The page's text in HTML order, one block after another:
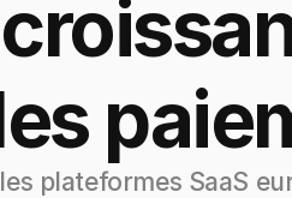
plateformes SaaS